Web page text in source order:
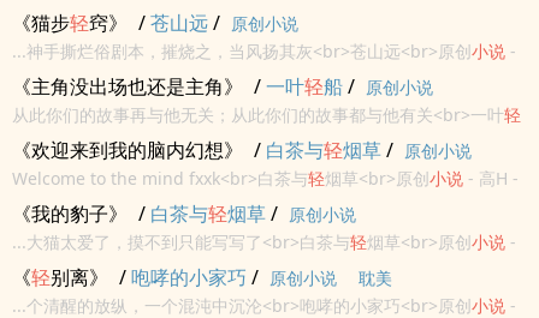
<br>第一人称 - 校园 - 暗恋 - 年下<br>“原来所有不经意全都是故意，
原来所有的偶遇全都有轨迹”<...
《猫步轻窍》 /苍山远/ 原创小说
...神手撕烂俗剧本，摧烧之，当风扬其灰<br>苍山远<br>原创小说 -
BL- 大长篇 - 完结<br>哨兵向导 - 灵魂伴侣 - 相爱相杀 - 强强<br>高
H<br>疯批纯爱战神哨兵...
《主角没出场也还是主角》 /一叶轻船/ 原创小说
从此你们的故事再与他无关；从此你们的故事都与他有关<br>一叶轻
船<br>原创小说- 现代 -BL- 短篇<br>完结 -轻松 - 第二人称<br>第
七十九次作业练习<br> 轻松向的第...
《欢迎来到我的脑内幻想》 / 白茶与轻烟草/ 原创小说
Welcome to the mind fxxk<br>白茶与轻烟草<br>原创小说 - 高H -
短篇 - 完结<br>
BL - 现代<br>平时的性幻想，单元式写文，不扩写，
欢迎和我分享你的灵感。<br>
《我的豹子》 / 白茶与轻烟草/ 原创小说
...大猫太爱了，摸不到只能写写了<br>白茶与轻烟草<br>原创小说 -
BL- 中篇 - 完结<br>现代 - 小甜饼 - 人兽 - 荤素均衡<br>时而少女心
时而攻气十足醋缸嘤嘤嘤豹攻...
《轻别离》 /咆哮的小家巧 / 原创小说
耽美
...个清醒的放纵，一个混沌中沉沦<br>咆哮的小家巧<br>原创小说 -